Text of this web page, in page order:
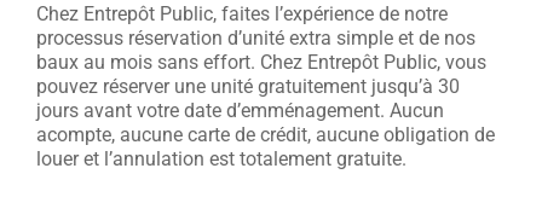
Chez Entrepôt Public, faites l’expérience de notre
processus réservation d’unité extra simple et de nos
baux au mois sans effort. Chez Entrepôt Public, vous
pouvez réserver une unité gratuitement jusqu’à 30
jours avant votre date d’emménagement. Aucun
acompte, aucune carte de crédit, aucune obligation de
louer et l’annulation est totalement gratuite.